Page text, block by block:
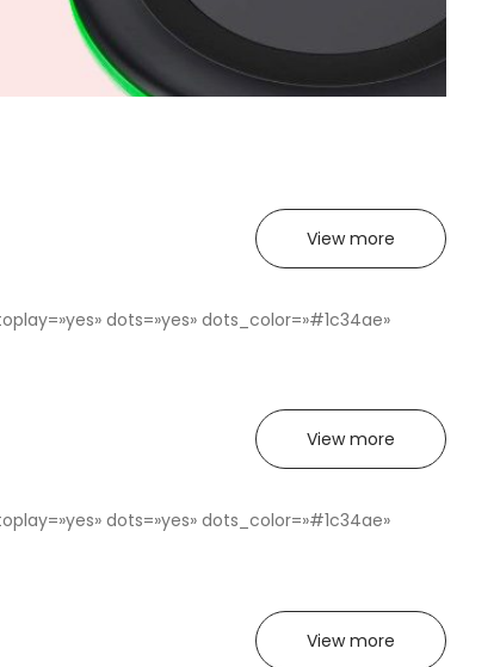
View more
dots=»yes» dots_color=»#1c34ae»
View more
dots=»yes» dots_color=»#1c34ae»
View more